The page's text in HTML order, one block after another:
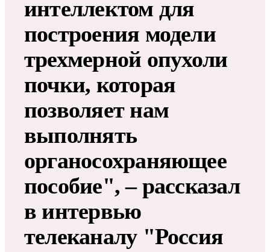
интеллектом для
построения модели
трехмерной опухоли
почки, которая
позволяет нам
выполнять
органосохраняющее
пособие", – рассказал
в интервью
телеканалу "Россия